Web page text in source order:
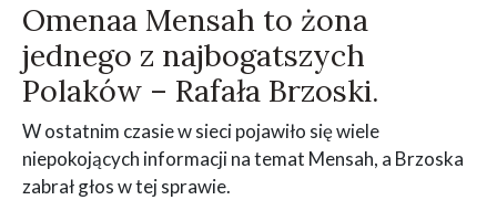
Omenaa Mensah to żona
jednego z najbogatszych
Polaków – Rafała Brzoski.
W ostatnim czasie w sieci pojawiło się wiele
niepokojących informacji na temat Mensah, a Brzoska
zabrał głos w tej sprawie.